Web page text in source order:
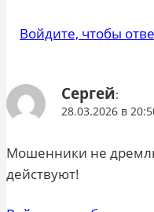
Войдите, чтобы
Сергей:
28.03.2026 в
Мошенники не
действуют!